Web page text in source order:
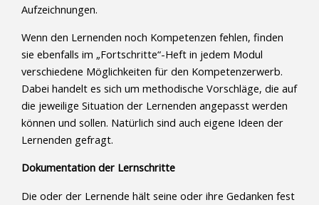
Aufzeichnungen.
Wenn den Lernenden noch Kompetenzen fehlen, finden
sie ebenfalls im „Fortschritte“-Heft in jedem Modul
verschiedene Möglichkeiten für den Kompetenzerwerb.
Dabei handelt es sich um methodische Vorschläge, die auf
die jeweilige Situation der Lernenden angepasst werden
können und sollen. Natürlich sind auch eigene Ideen der
Lernenden gefragt.
Dokumentation der Lernschritte
Die oder der Lernende hält seine oder ihre Gedanken fest